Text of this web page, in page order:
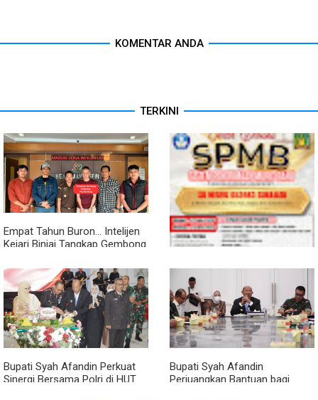
KOMENTAR ANDA
TERKINI
Empat Tahun Buron... Intelijen
Kejari Binjai Tangkap Gembong
Publikasi SPMB/PPDB SD
NEGERI 053983 SUKAJADI
Bupati Syah Afandin Perkuat
Sinergi Bersama Polri di HUT
Bupati Syah Afandin
Perjuangkan Bantuan bagi